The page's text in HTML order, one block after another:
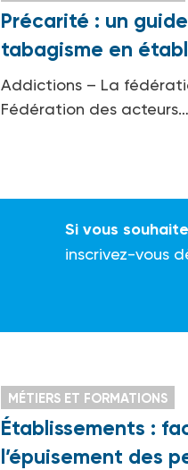
Précarité : un
tabagisme en
Addictions – La
Fédération des acteurs…
Si vous
inscrivez-vous
MÉTIERS ET FORMATIONS
Établissements :
l’épuisement des